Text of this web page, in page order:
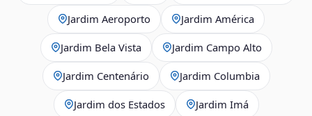
Jardim Aeroporto Jardim América
Jardim Bela Vista Jardim Campo Alto
Jardim Centenário Jardim Columbia
Jardim dos Estados Jardim Imá